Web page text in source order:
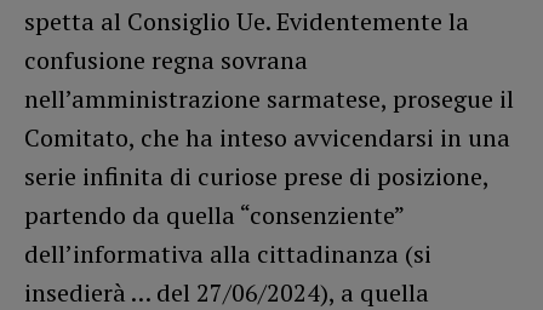
spetta al Consiglio Ue. Evidentemente la
confusione regna sovrana
nell’amministrazione sarmatese, prosegue il
Comitato, che ha inteso avvicendarsi in una
serie infinita di curiose prese di posizione,
partendo da quella “consenziente”
dell’informativa alla cittadinanza (si
insedierà … del 27/06/2024), a quella